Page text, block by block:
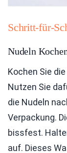
Schritt-für-
Nudeln
Kochen Sie
Nutzen Sie
die Nudeln
Verpackung.
bissfest.
auf. Dieses